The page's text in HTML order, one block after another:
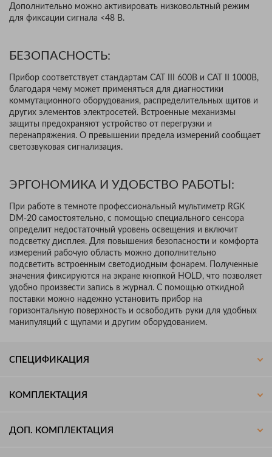
Дополнительно можно активировать низковольтный режим
для фиксации сигнала <48 В.
БЕЗОПАСНОСТЬ:
Прибор соответствует стандартам CAT III 600В и CAT II 1000В,
благодаря чему может применяться для диагностики
коммутационного оборудования, распределительных щитов и
других элементов электросетей. Встроенные механизмы
защиты предохраняют устройство от перегрузки и
перенапряжения. О превышении предела измерений сообщает
светозвуковая сигнализация.
ЭРГОНОМИКА И УДОБСТВО РАБОТЫ:
При работе в темноте профессиональный мультиметр RGK
DM-20 самостоятельно, с помощью специального сенсора
определит недостаточный уровень освещения и включит
подсветку дисплея. Для повышения безопасности и комфорта
измерений рабочую область можно дополнительно
подсветить встроенным светодиодным фонарем. Полученные
значения фиксируются на экране кнопкой HOLD, что позволяет
удобно произвести запись в журнал. С помощью откидной
поставки можно надежно установить прибор на
горизонтальную поверхность и освободить руки для удобных
манипуляций с щупами и другим оборудованием.
СПЕЦИФИКАЦИЯ
КОМПЛЕКТАЦИЯ
ДОП. КОМПЛЕКТАЦИЯ